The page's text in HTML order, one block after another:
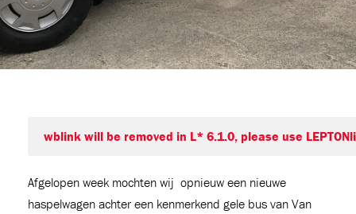
Afgelopen week mochten wij opnieuw een nieuwe
haspelwagen achter een kenmerkend gele bus van Van